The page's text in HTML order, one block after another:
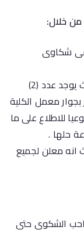
خلال:
شكاوى
صندوق الشكاوى والمقترحات بالكلية ، حيث يوجد عدد (2)
معمل الكلية
للاطلاع على ما
حلها .
انه معلن لجميع
الشكوى حتى